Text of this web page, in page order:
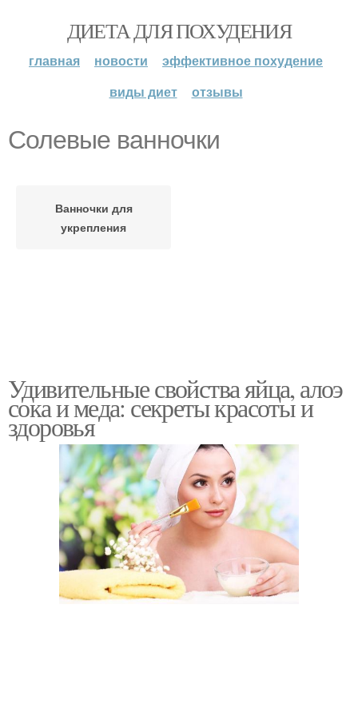
ДИЕТА ДЛЯ ПОХУДЕНИЯ
главная новости
эффективное похудение
виды диет
отзывы
Солевые ванночки
Ванночки для
укрепления
Удивительные свойства яйца, алоэ
сока и меда: секреты красоты и
здоровья